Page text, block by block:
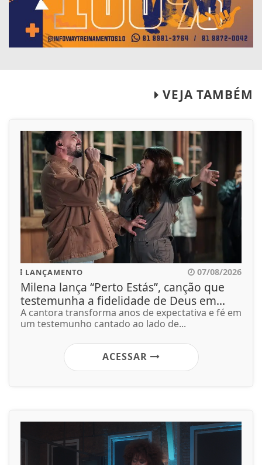
VEJA TAMBÉM
LANÇAMENTO 07/08/2026
Milena lança “Perto Estás”, canção que
testemunha a fidelidade de Deus em...
A cantora transforma anos de expectativa e fé em
um testemunho cantado ao lado de...
ACESSAR